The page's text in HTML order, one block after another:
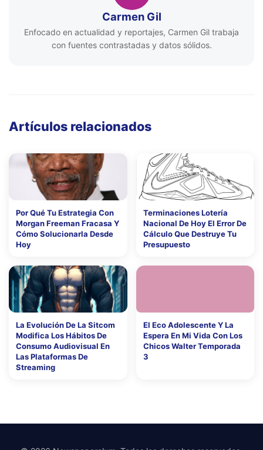
Carmen Gil
Enfocado en actualidad y reportajes, Carmen Gil trabaja
con fuentes contrastadas y datos sólidos.
Artículos relacionados
Por Qué Tu Estrategia Con
Morgan Freeman Fracasa Y
Cómo Solucionarla Desde
Hoy
Terminaciones Lotería
Nacional De Hoy El Error De
Cálculo Que Destruye Tu
Presupuesto
La Evolución De La Sitcom
Modifica Los Hábitos De
Consumo Audiovisual En
Las Plataformas De
Streaming
El Eco Adolescente Y La
Espera En Mi Vida Con Los
Chicos Walter Temporada
3